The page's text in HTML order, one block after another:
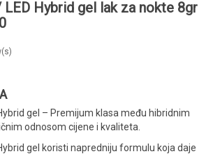
LED Hybrid gel lak za nokte 8gr
gel – Premijum klasa među hibridnim
odnosom cijene i kvaliteta.
gel koristi napredniju formulu koja daje